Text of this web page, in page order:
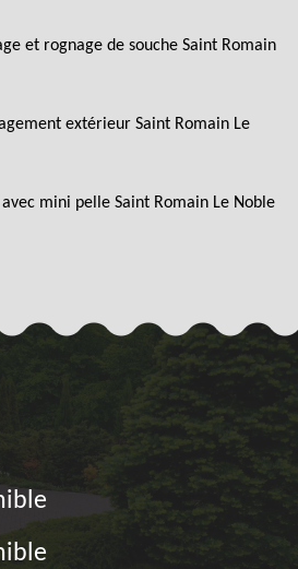
et rognage de souche Saint Romain
extérieur Saint Romain Le
mini pelle Saint Romain Le Noble